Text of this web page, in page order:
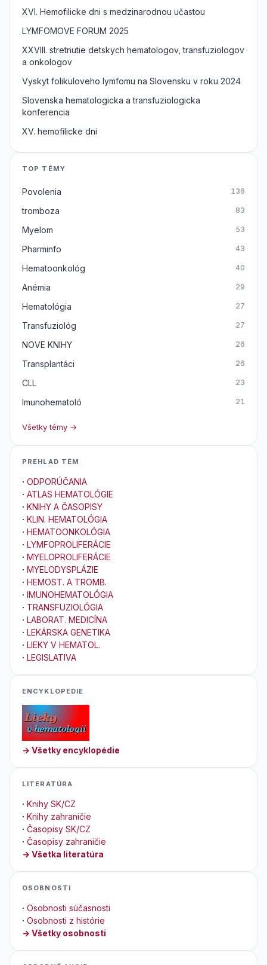
XVI. Hemofilicke dni s medzinarodnou učastou
LYMFOMOVE FORUM 2025
XXVIII. stretnutie detskych hematologov, transfuziologov
a onkologov
Vyskyt folikuloveho lymfomu na Slovensku v roku 2024
Slovenska hematologicka a transfuziologicka
konferencia
XV. hemofilicke dni
TOP TÉMY
Povolenia 136
tromboza 83
Myelom 53
Pharminfo 43
Hematoonkológ 40
Anémia 29
Hematológia 27
Transfuziológ 27
NOVE KNIHY 26
Transplantáci 26
CLL 23
Imunohematoló 21
Všetky témy →
PREHLAD TÉM
· ODPORÚČANIA
· ATLAS HEMATOLÓGIE
· KNIHY A ČASOPISY
· KLIN. HEMATOLÓGIA
· HEMATOONKOLÓGIA
· LYMFOPROLIFERÁCIE
· MYELOPROLIFERÁCIE
· MYELODYSPLÁZIE
· HEMOST. A TROMB.
· IMUNOHEMATOLÓGIA
· TRANSFUZIOLÓGIA
· LABORAT. MEDICÍNA
· LEKÁRSKA GENETIKA
· LIEKY V HEMATOL.
· LEGISLATIVA
ENCYKLOPEDIE
→ Všetky encyklopédie
LITERATÚRA
· Knihy SK/CZ
· Knihy zahraničie
· Časopisy SK/CZ
· Časopisy zahraničie
→ Všetka literatúra
OSOBNOSTI
· Osobnosti súčasnosti
· Osobnosti z histórie
→ Všetky osobnosti